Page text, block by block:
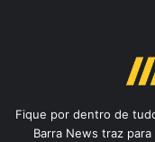
Fique por dentro de
Barra News traz